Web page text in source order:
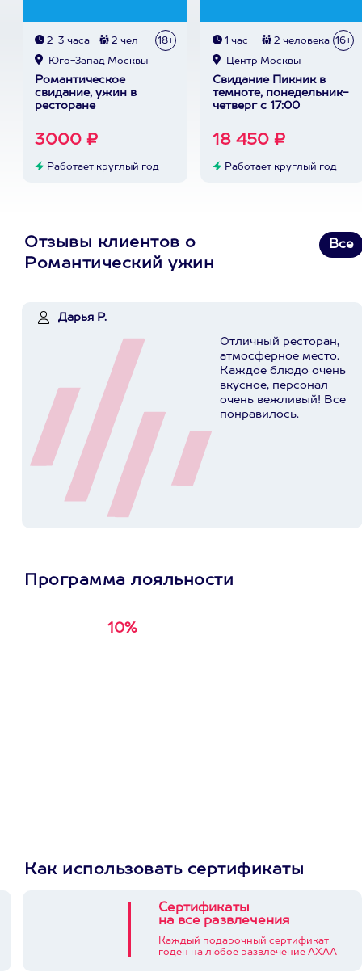
2-3 часа 2 чел 18+
Юго-Запад Москвы
Романтическое
свидание, ужин в
ресторане
3000 ₽
Работает круглый год
1 час 2 человека 16+
Центр Москвы
Свидание Пикник в
темноте, понедельник-
четверг с 17:00
18 450 ₽
Работает круглый год
Отзывы клиентов о
Романтический ужин
Все
Дарья Р.
Отличный ресторан,
атмосферное место.
Каждое блюдо очень
вкусное, персонал
очень вежливый! Все
понравилось.
Программа лояльности
10%
Как использовать сертификаты
Сертификаты
на все развлечения
Каждый подарочный сертификат
годен на любое развлечение АХАА